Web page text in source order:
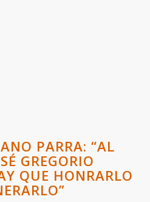
PARRA: “AL
GREGORIO
QUE HONRARLO